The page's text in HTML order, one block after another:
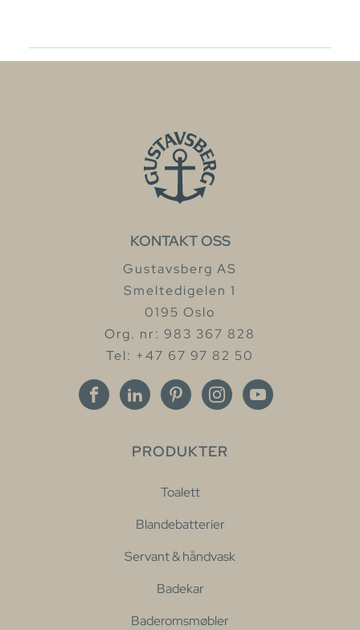
KONTAKT OSS
Gustavsberg AS
Smeltedigelen 1
0195 Oslo
Org. nr: 983 367 828
Tel: +47 67 97 82 50
PRODUKTER
Toalett
Blandebatterier
Servant & håndvask
Badekar
Baderomsmøbler